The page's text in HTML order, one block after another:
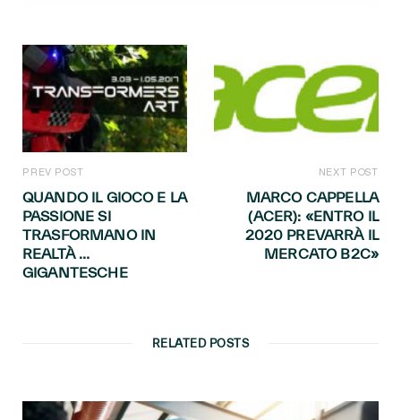
PREV POST
QUANDO IL GIOCO E LA
PASSIONE SI
TRASFORMANO IN
REALTÀ …
GIGANTESCHE
NEXT POST
MARCO CAPPELLA
(ACER): «ENTRO IL
2020 PREVARRÀ IL
MERCATO B2C»
RELATED POSTS